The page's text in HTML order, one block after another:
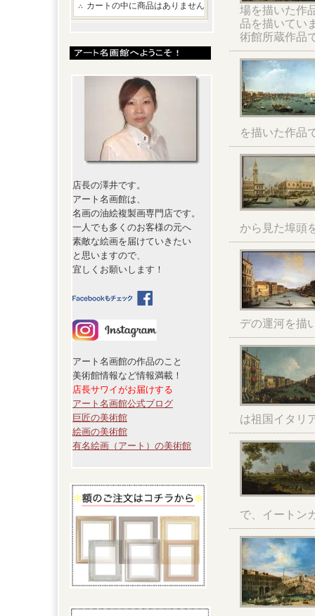
カートの中に商品はありません
店長の澤井です。
アート名画館は、
名画の油絵複製画専門店です。
一人でも多くのお客様の元へ
素敵な絵画を届けていきたい
と思いますので、
宜しくお願いします！
アート名画館の作品のこと
美術館情報など情報満載！
店長サワイがお届けする
アート名画館公式ブログ
巨匠の美術館
絵画の美術館
有名絵画（アート）の美術館
場を描いた作
品を描いてい
術館所蔵作品
を描いた作品
から見た埠頭
デの運河を描
は祖国イタリ
で、イートン